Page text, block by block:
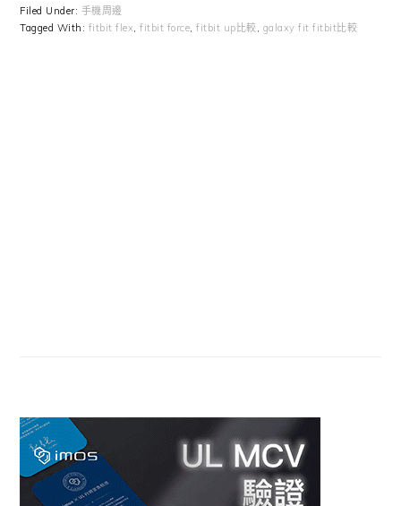
Filed Under: 手機周邊
Tagged With: fitbit flex,fitbit force,fitbit up比較, galaxy fit fitbit比較